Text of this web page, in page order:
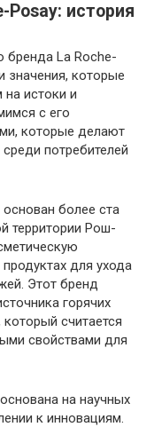
история
La Roche-
значения, которые
на истоки и
с его
которые делают
потребителей
более ста
территории Рош-
для ухода
Этот бренд
горячих
считается
свойствами для
на научных
к инновациям.